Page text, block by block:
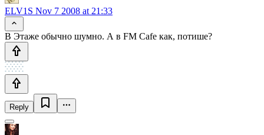
ELV1S Nov 7 2008 at 21:33
В Этаже обычно шумно. А в FM Cafe как, потише?
Reply